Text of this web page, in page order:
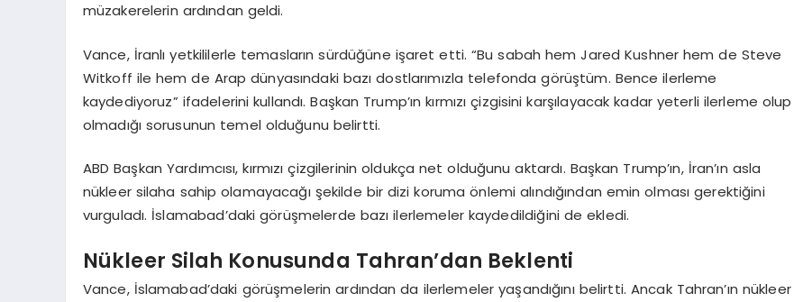
müzakerelerin ardından geldi.
Vance, İranlı yetkililerle temasların sürdüğüne işaret etti. “Bu sabah hem Jared Kushner hem de Steve
Witkoff ile hem de Arap dünyasındaki bazı dostlarımızla telefonda görüştüm. Bence ilerleme
kaydediyoruz” ifadelerini kullandı. Başkan Trump’ın kırmızı çizgisini karşılayacak kadar yeterli ilerleme olup
olmadığı sorusunun temel olduğunu belirtti.
ABD Başkan Yardımcısı, kırmızı çizgilerinin oldukça net olduğunu aktardı. Başkan Trump’ın, İran’ın asla
nükleer silaha sahip olamayacağı şekilde bir dizi koruma önlemi alındığından emin olması gerektiğini
vurguladı. İslamabad’daki görüşmelerde bazı ilerlemeler kaydedildiğini de ekledi.
Nükleer Silah Konusunda Tahran’dan Beklenti
Vance, İslamabad’daki görüşmelerin ardından da ilerlemeler yaşandığını belirtti. Ancak Tahran’ın nükleer